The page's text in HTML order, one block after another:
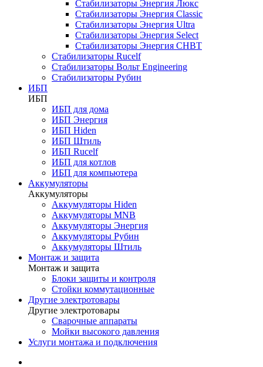
Стабилизаторы Энергия Люкс
Стабилизаторы Энергия Classic
Стабилизаторы Энергия Ultra
Стабилизаторы Энергия Select
Стабилизаторы Энергия СНВТ
Стабилизаторы Rucelf
Стабилизаторы Вольт Engineering
Стабилизаторы Рубин
ИБП
ИБП
ИБП для дома
ИБП Энергия
ИБП Hiden
ИБП Штиль
ИБП Rucelf
ИБП для котлов
ИБП для компьютера
Аккумуляторы
Аккумуляторы
Аккумуляторы Hiden
Аккумуляторы MNB
Аккумуляторы Энергия
Аккумуляторы Рубин
Аккумуляторы Штиль
Монтаж и защита
Монтаж и защита
Блоки защиты и контроля
Стойки коммутационные
Другие электротовары
Другие электротовары
Сварочные аппараты
Мойки высокого давления
Услуги монтажа и подключения